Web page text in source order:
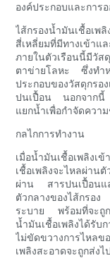
องค์ประกอบและการ
ไส้กรองน้ำมันเชื้อเพ
สี่เหลี่ยมที่มีทางเข้าแ
ภายในตัวเรือนนี้มีวัส
ตาข่ายโลหะ ซึ่งทำ
ประกอบของวัสดุกรอ
ปนเปื้อน นอกจากนี้
แยกน้ำเพื่อกำจัดควา
กลไกการทำงาน
เมื่อน้ำมันเชื้อเพลิงเ
เชื้อเพลิงจะไหลผ่าน
ผ่าน สารปนเปื้อนแล
ตัวกลางของไส้กรอ
ระบาย พร้อมที่จะถูก
น้ำมันเชื้อเพลิงได้รับ
ไม่ขัดขวางการไหล
เพลิงสะอาดจะถูกส่งไ